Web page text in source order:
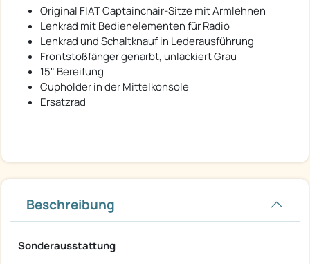
Original FIAT Captainchair-Sitze mit Armlehnen
Lenkrad mit Bedienelementen für Radio
Lenkrad und Schaltknauf in Lederausführung
Frontstoßfänger genarbt, unlackiert Grau
15" Bereifung
Cupholder in der Mittelkonsole
Ersatzrad
Beschreibung
Sonderausstattung